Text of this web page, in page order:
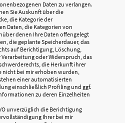
Daten zu verlangen.
Sie Auskunft über die
die Kategorie der
Daten, die Kategorien von
denen Ihre Daten offengelegt
die geplante Speicherdauer, das
auf Berichtigung, Löschung,
oder Widerspruch, das
die Herkunft ihrer
nicht bei mir erhoben wurden,
einer automatisierten
einschließlich Profiling und ggf.
zu deren Einzelheiten
unverzüglich die Berichtigung
Ihrer bei mir